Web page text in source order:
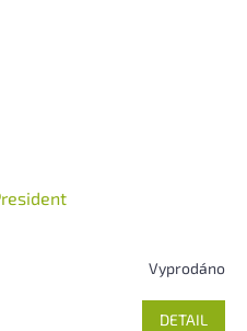
Vyprodáno
DETAIL